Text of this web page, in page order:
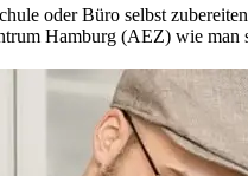
oder Büro selbst
Hamburg (AEZ) wie man